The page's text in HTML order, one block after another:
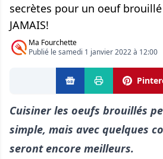
secrètes pour un oeuf brouillé
JAMAIS!
Ma Fourchette
Publié le samedi 1 janvier 2022 à 12:00
Cuisiner les oeufs brouillés
simple, mais avec quelques
seront encore meilleurs.